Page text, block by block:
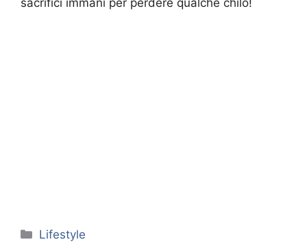
sacrifici immani per perdere qualche chilo!
Categorie
Lifestyle